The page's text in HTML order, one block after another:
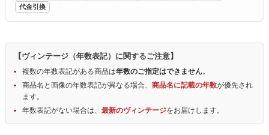
代金引換
【ヴィンテージ（年数表記）に関するご注意】
複数の年数表記がある商品は年数のご指定はできません。
商品名と画像の年数表記が異なる場合、 商品名に記載の年数が優先され
ます。
年数表記がない場合は、 最新のヴィンテージをお届けします。